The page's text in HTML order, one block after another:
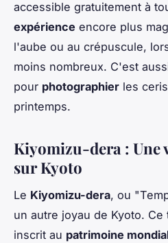
accessible gratuitement à
expérience encore plus
l'aube ou au crépuscule,
moins nombreux. C'est
pour photographier les
printemps.
Kiyomizu-dera : Une
sur Kyoto
Le Kiyomizu-dera, ou
un autre joyau de Kyoto.
inscrit au patrimoine